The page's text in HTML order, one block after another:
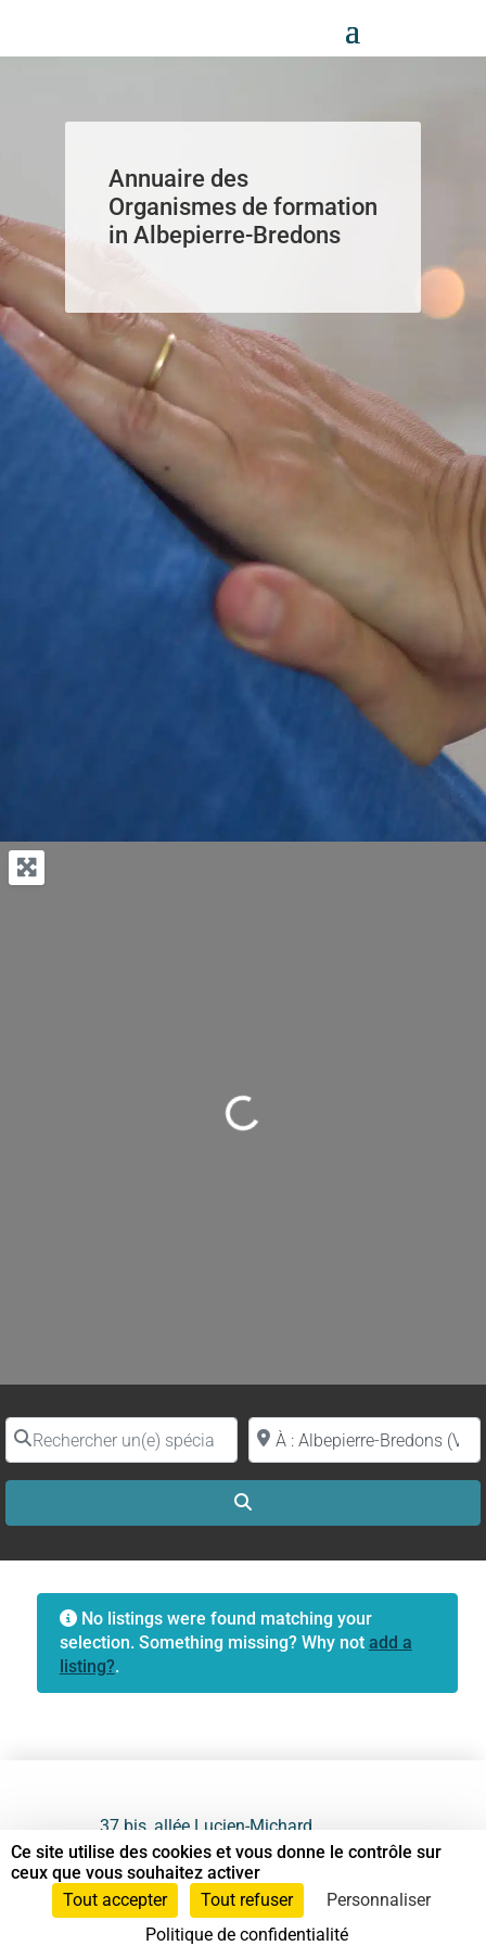
Annuaire des
Organismes de formation
in Albepierre-Bredons
Loading...
Rechercher un(e) spécialiste par nomProche de (ville ou région)
No listings were found matching your
selection. Something missing? Why not add a
listing?.
37 bis, allée Lucien-Michard
93190 Livry-Gargan
06 61 87 28 09
Ce site utilise des cookies et vous donne le contrôle sur
ceux que vous souhaitez activer
Tout accepter
Tout refuser
Personnaliser
Politique de confidentialité